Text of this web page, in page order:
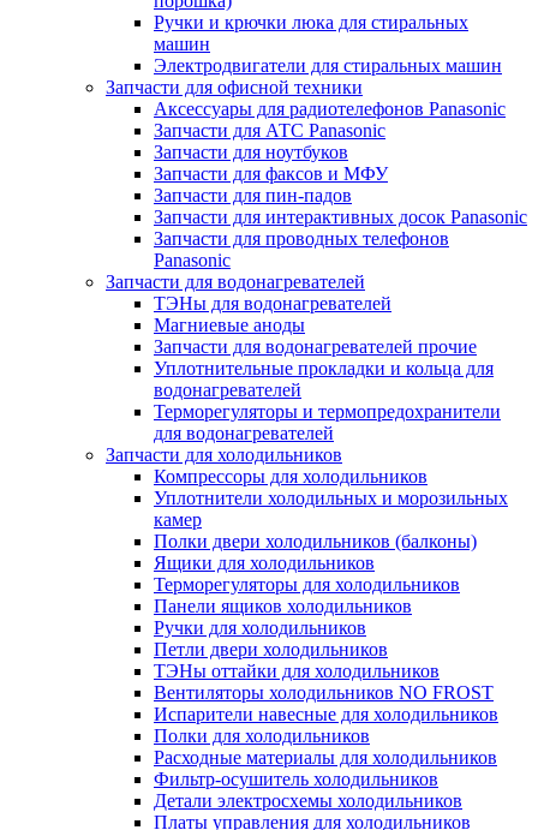
Ручки и крючки люка для стиральных
машин
Электродвигатели для стиральных машин
Запчасти для офисной техники
Аксессуары для радиотелефонов Panasonic
Запчасти для АТС Panasonic
Запчасти для ноутбуков
Запчасти для факсов и МФУ
Запчасти для пин-падов
Запчасти для интерактивных досок Panasonic
Запчасти для проводных телефонов
Panasonic
Запчасти для водонагревателей
ТЭНы для водонагревателей
Магниевые аноды
Запчасти для водонагревателей прочие
Уплотнительные прокладки и кольца для
водонагревателей
Терморегуляторы и термопредохранители
для водонагревателей
Запчасти для холодильников
Компрессоры для холодильников
Уплотнители холодильных и морозильных
камер
Полки двери холодильников (балконы)
Ящики для холодильников
Терморегуляторы для холодильников
Панели ящиков холодильников
Ручки для холодильников
Петли двери холодильников
ТЭНы оттайки для холодильников
Вентиляторы холодильников NO FROST
Испарители навесные для холодильников
Полки для холодильников
Расходные материалы для холодильников
Фильтр-осушитель холодильников
Детали электросхемы холодильников
Платы управления для холодильников